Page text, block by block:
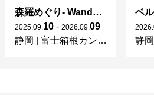
森羅めぐり- Wandering in Shinra -
2025 09 10 - 2026 09 09
静岡
富士箱根カントリークラブ
2026
静岡